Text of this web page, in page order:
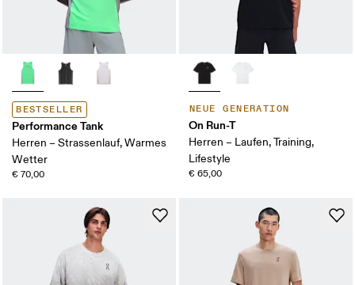
BESTSELLER
Performance Tank
Herren – Strassenlauf, Warmes
Wetter
€ 70,00
NEUE GENERATION
On Run-T
Herren – Laufen, Training,
Lifestyle
€ 65,00